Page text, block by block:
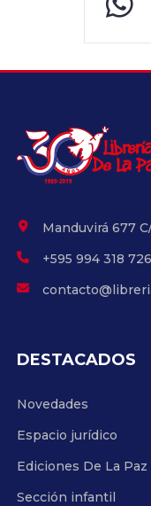
Manduvirá 677
+595 994 318 726
DESTACADOS
Novedades
Espacio jurídico
Ediciones De La Paz
Sección infantil